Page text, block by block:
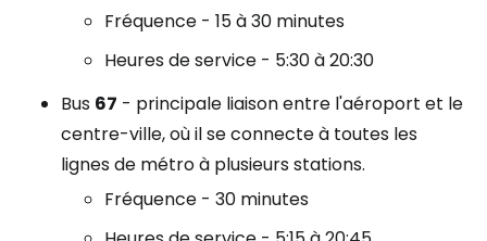
Fréquence - 15 à 30 minutes
Heures de service - 5:30 à 20:30
Bus 67 - principale liaison entre l'aéroport et le
centre-ville, où il se connecte à toutes les
lignes de métro à plusieurs stations.
Fréquence - 30 minutes